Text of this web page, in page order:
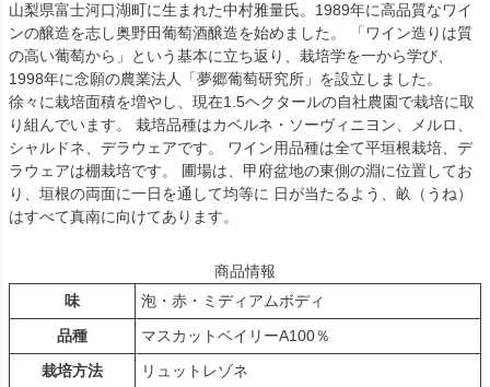
山梨県富士河口湖町に生まれた中村雅量氏。1989年に高品質なワイ
ンの醸造を志し奥野田葡萄酒醸造を始めました。 「ワイン造りは質
の高い葡萄から」という基本に立ち返り、栽培学を一から学び、
1998年に念願の農業法人「夢郷葡萄研究所」を設立しました。
徐々に栽培面積を増やし、現在1.5ヘクタールの自社農園で栽培に取
り組んでいます。 栽培品種はカベルネ・ソーヴィニヨン、メルロ、
シャルドネ、デラウェアです。 ワイン用品種は全て平垣根栽培、デ
ラウェアは棚栽培です。 圃場は、甲府盆地の東側の淵に位置してお
り、垣根の両面に一日を通して均等に 日が当たるよう、畝（うね）
はすべて真南に向けてあります。
商品情報
味
泡・赤・ミディアムボディ
品種
マスカットベイリーA100％
栽培方法
リュットレゾネ